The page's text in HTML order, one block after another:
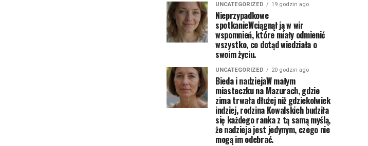
UNCATEGORIZED 19 godzin ago
Nieprzypadkowe
spotkanieWciągnął ją w wir
wspomnień, które miały odmienić
wszystko, co dotąd wiedziała o
swoim życiu.
UNCATEGORIZED 20 godzin ago
Bieda i nadziejaW małym
miasteczku na Mazurach, gdzie
zima trwała dłużej niż gdziekolwiek
indziej, rodzina Kowalskich budziła
się każdego ranka z tą samą myślą,
że nadzieja jest jedynym, czego nie
mogą im odebrać.